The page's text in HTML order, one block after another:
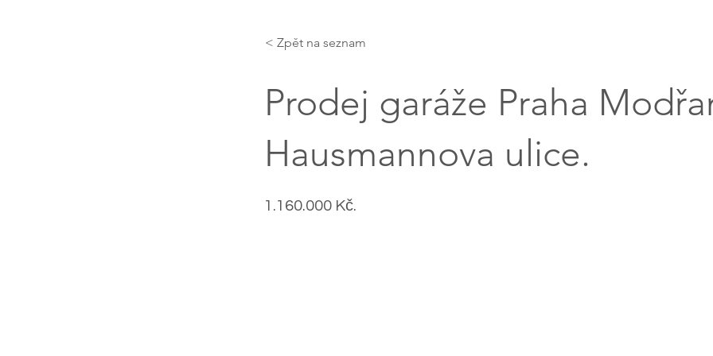
< Zpět na seznam
Prodej garáže Praha
Hausmannova ulice.
1.160.000 Kč.